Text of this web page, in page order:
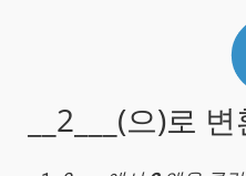
__2___(으)로